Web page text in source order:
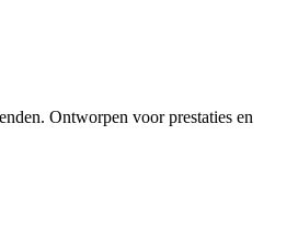
Ontworpen voor prestaties en